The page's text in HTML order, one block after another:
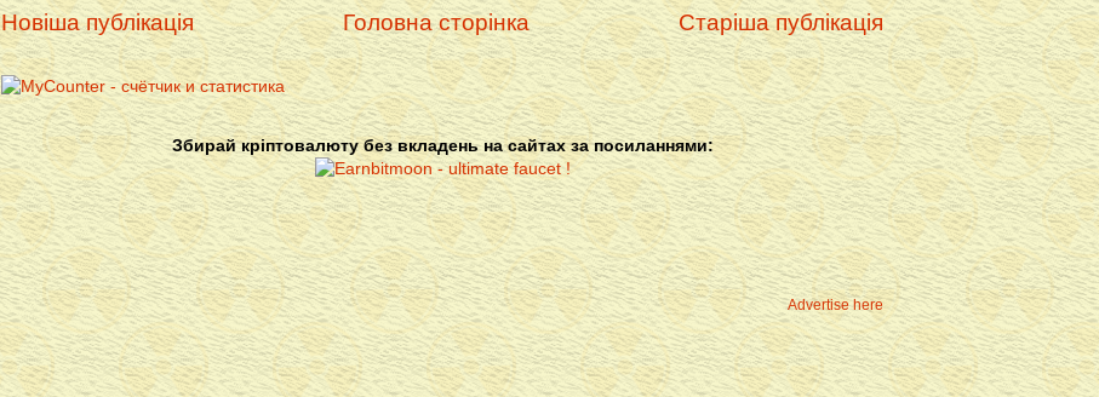
Новіша публікація Старіша публікація
Головна сторінка
Збирай кріптовалюту без вкладень на сайтах за посиланнями:
Advertise here